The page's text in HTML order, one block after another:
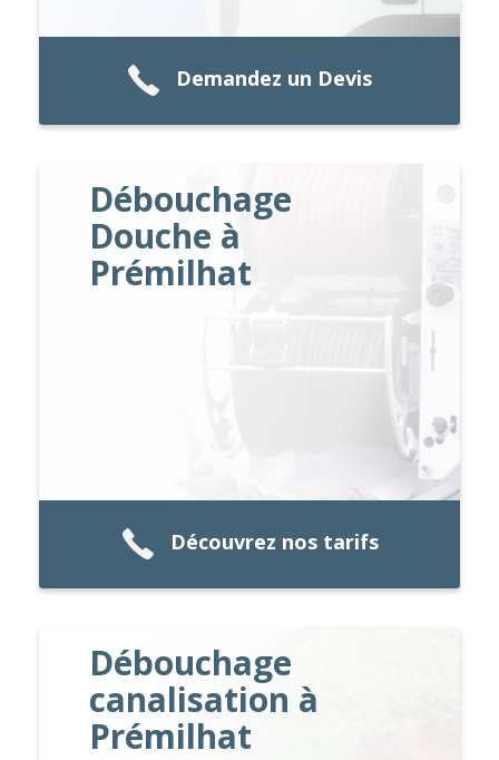
Demandez un Devis
Débouchage
Douche à
Prémilhat
Découvrez nos tarifs
Débouchage
canalisation à
Prémilhat